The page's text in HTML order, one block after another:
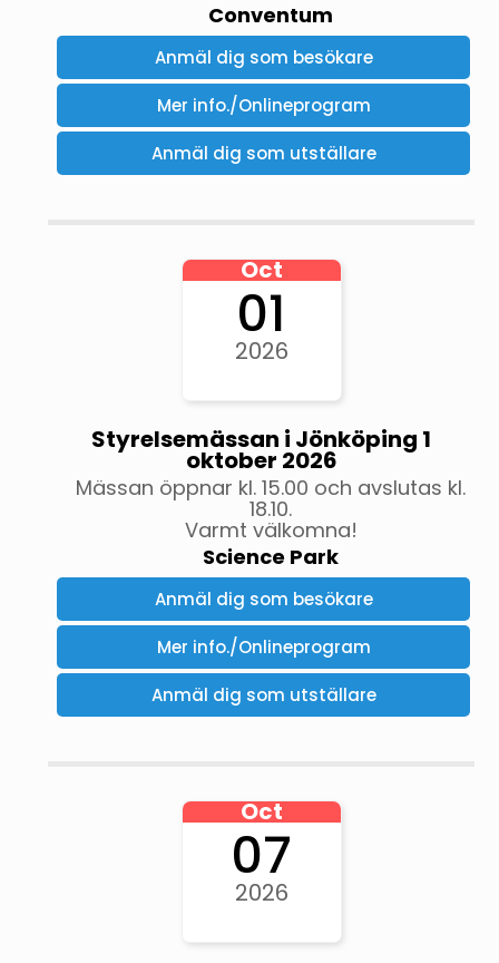
Conventum
Anmäl dig som besökare
Mer info./Onlineprogram
Anmäl dig som utställare
Oct
01
2026
Styrelsemässan i Jönköping 1
oktober 2026
Mässan öppnar kl. 15.00 och avslutas kl.
18.10.
Varmt välkomna!
Science Park
Anmäl dig som besökare
Mer info./Onlineprogram
Anmäl dig som utställare
Oct
07
2026